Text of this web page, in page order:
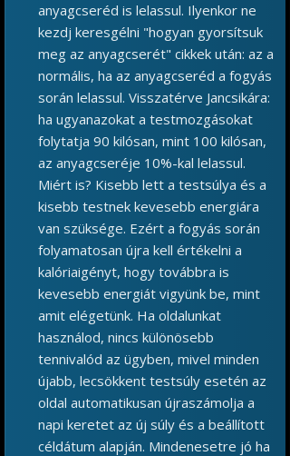
anyagcseréd is lelassul. Ilyenkor ne
kezdj keresgélni "hogyan gyorsítsuk
meg az anyagcserét" cikkek után: az a
normális, ha az anyagcseréd a fogyás
során lelassul. Visszatérve Jancsikára:
ha ugyanazokat a testmozgásokat
folytatja 90 kilósan, mint 100 kilósan,
az anyagcseréje 10%-kal lelassul.
Miért is? Kisebb lett a testsúlya és a
kisebb testnek kevesebb energiára
van szüksége. Ezért a fogyás során
folyamatosan újra kell értékelni a
kalóriaigényt, hogy továbbra is
kevesebb energiát vigyünk be, mint
amit elégetünk. Ha oldalunkat
használod, nincs különösebb
tennivalód az ügyben, mivel minden
újabb, lecsökkent testsúly esetén az
oldal automatikusan újraszámolja a
napi keretet az új súly és a beállított
céldátum alapján. Mindenesetre jó ha